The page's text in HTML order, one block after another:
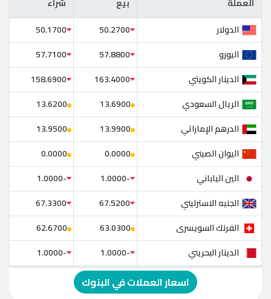
العملة بيع شراء العملة بيع
شراء
الدولار
50.2700
50.1700
اليورو
57.8800
57.7100
الدينار الكويتي
163.4000
158.6900
الريال السعودي
13.6900
13.6200
الدرهم الإماراتي
13.9900
13.9500
اليوان الصيني
0.0000
0.0000
الين الياباني
-1.0000
-1.0000
الجنيه الاسترليني
67.5200
67.3300
الفرنك السويسرى
63.0300
62.6700
الدينار البحريني
-1.0000
-1.0000
الدولار الإسترالي
-1.0000
اسعار العملات في البنوك